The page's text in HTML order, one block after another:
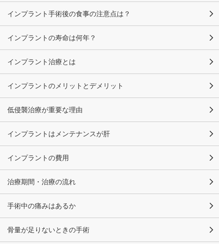
インプラント手術後の食事の注意点は？
インプラントの寿命は何年？
インプラント治療とは
インプラントのメリットとデメリット
低侵襲治療が重要な理由
インプラントはメンテナンスが肝
インプラントの費用
治療期間・治療の流れ
手術中の痛みはあるか
骨量が足りないときの手術